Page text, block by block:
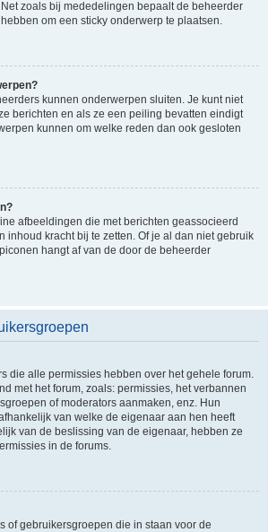
zoals bij mededelingen bepaalt de beheerder
om een sticky onderwerp te plaatsen.
kunnen onderwerpen sluiten. Je kunt niet
berichten en als ze een peiling bevatten eindigt
kunnen om welke reden dan ook gesloten
afbeeldingen die met berichten geassocieerd
inhoud kracht bij te zetten. Of je al dan niet gebruik
hangt af van de door de beheerder
die alle permissies hebben over het gehele forum.
met het forum, zoals: permissies, het verbannen
of moderators aanmaken, enz. Hun
van welke de eigenaar aan hen heeft
van de beslissing van de eigenaar, hebben ze
in de forums.
of gebruikersgroepen die in staan voor de